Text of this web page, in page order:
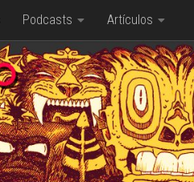
Podcasts Artículos